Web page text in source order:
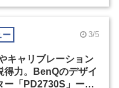
ー 3/5
キャリブレーション
得力。BenQのデザイ
ー「PD2730S」ー松